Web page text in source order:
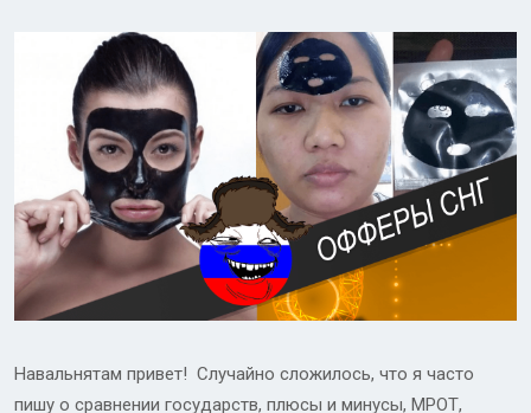
Навальнятам привет! Случайно сложилось, что я часто
пишу о сравнении государств, плюсы и минусы, МРОТ,